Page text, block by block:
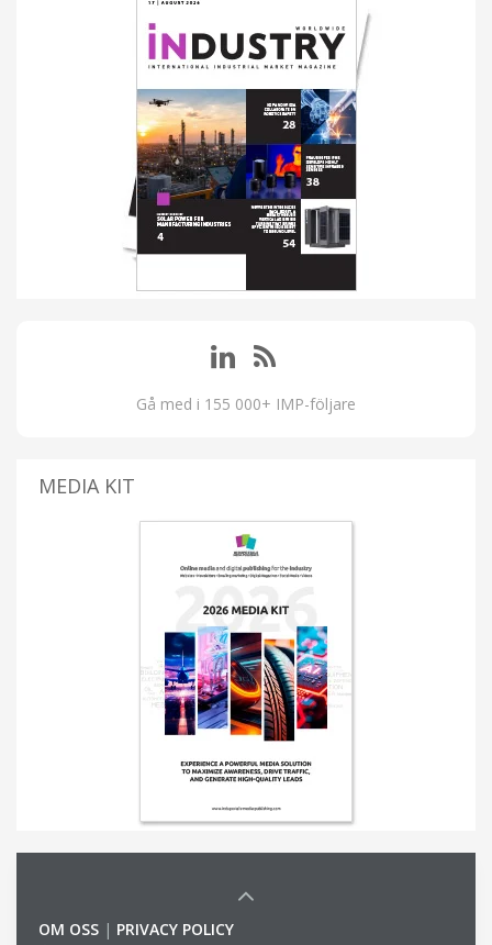
Gå med i 155 000+ IMP-följare
MEDIA KIT
OM OSS | PRIVACY POLICY